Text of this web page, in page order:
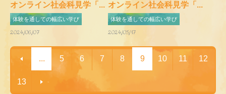
オンライン社会科見学「...
体験を通しての幅広い学び
2024/06/07
オンライン社会科見学「...
体験を通しての幅広い学び
2024/05/17
... 5 6 7 8 9 10 11 12
13